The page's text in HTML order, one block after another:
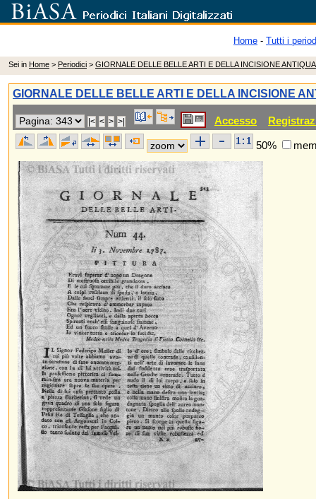
Home - Tutti i
Sei in Home > Periodici > GIORNALE DELLE BELLE ARTI E DELLA INCISIONE
GIORNALE DELLE BELLE ARTI E DELLA INCISIONE
Accesso
50%